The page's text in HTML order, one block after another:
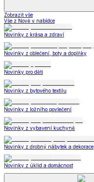
Zobrazit vše
Vše z Nově v nabídce
Novinky z krása a zdraví
Novinky z oblečení, boty a doplňky
Novinky pro děti
Novinky z bytového textilu
Novinky z ložního povlečení
Novinky z vybavení kuchyně
Novinky z drobný nábytek a dekorace
Novinky z úklid a domácnost